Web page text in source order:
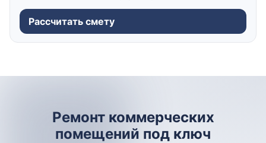
Рассчитать смету
Ремонт коммерческих
помещений под ключ